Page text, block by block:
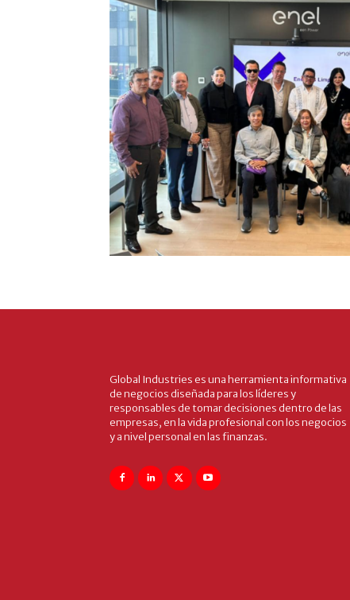
Global Industries es una herramienta informativa
de negocios diseñada para los líderes y
responsables de tomar decisiones dentro de las
empresas, en la vida profesional con los negocios
y a nivel personal en las finanzas.